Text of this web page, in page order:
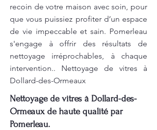
recoin de votre maison avec soin, pour
que vous puissiez profiter d’un espace
de vie impeccable et sain. Pomerleau
s'engage à offrir des résultats de
nettoyage irréprochables, à chaque
intervention.. Nettoyage de vitres à
Dollard-des-Ormeaux
Nettoyage de vitres à Dollard-des-
Ormeaux de haute qualité par
Pomerleau.